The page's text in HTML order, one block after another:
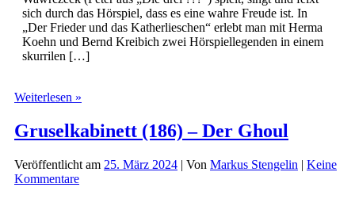
sich durch das Hörspiel, dass es eine wahre Freude ist. In
„Der Frieder und das Katherlieschen“ erlebt man mit Herma
Koehn und Bernd Kreibich zwei Hörspiellegenden in einem
skurrilen […]
Weiterlesen »
(11
&
Gruselkabinett (186) – Der Ghoul
Veröffentlicht am 25. März 2024 | Von Markus Stengelin | Keine
Kommentare